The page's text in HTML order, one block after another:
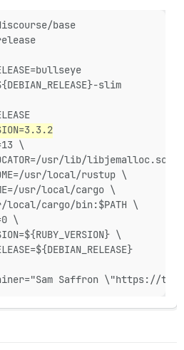
base
slim
\
usr/lib/libjemalloc.so \
usr/local/rustup \
usr/local/cargo \
local/cargo/bin:$PATH \
\
\
Saffron \"https://